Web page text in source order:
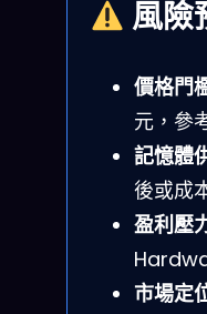
風險
價格門
元，參
記憶體
後或成
盈利壓
市場定